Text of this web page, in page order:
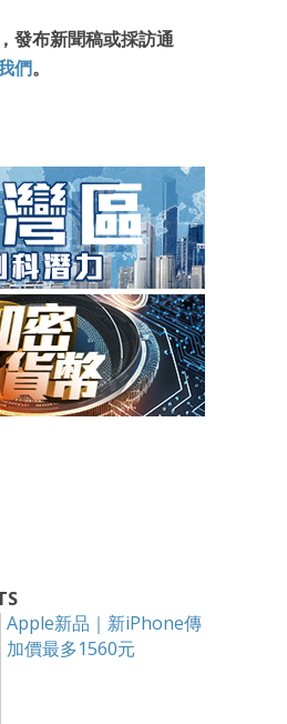
發布新聞稿或採訪通
們。
Apple新品｜新iPhone傳
加價最多1560元
箱！